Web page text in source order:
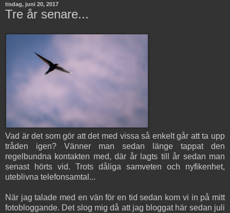
tisdag, juni 20, 2017
Tre år senare...
Vad är det som gör att det med vissa så enkelt går att ta upp
tråden igen? Vänner man sedan länge tappat den
regelbundna kontakten med, där år lagts till år sedan man
senast hörts vid. Trots dåliga samveten och nyfikenhet,
uteblivna telefonsamtal...
När jag talade med en vän för en tid sedan kom vi in på mitt
fotobloggande. Det slog mig då att jag bloggat här sedan juli